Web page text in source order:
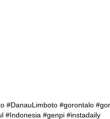
#DanauLimboto #gorontalo
#Indonesia #genpi #instadaily